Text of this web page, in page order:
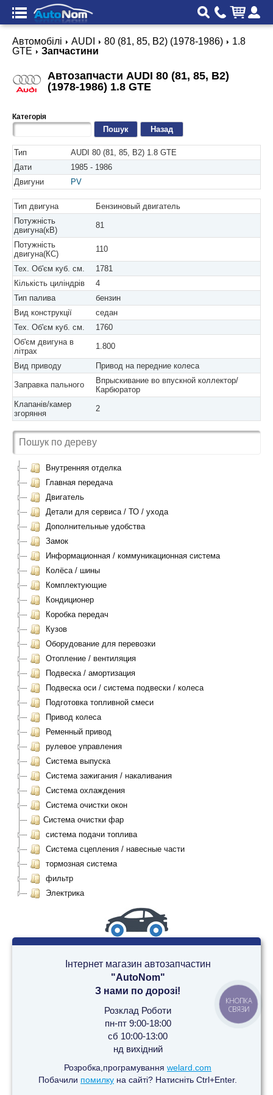
Автомобілі AUDI 80 (81, 85, B2) (1978-1986)
1.8
GTE
Запчастини
Автозапчасти AUDI 80 (81, 85, B2)
(1978-1986) 1.8 GTE
Категорія
Назад
Тип
AUDI 80 (81, 85, B2) 1.8 GTE
Дати
1985 - 1986
Двигуни
PV
Тип двигуна
Бензиновый двигатель
Потужність
двигуна(кВ)
81
Потужність
двигуна(КС)
110
Тех. Об'єм куб. см.
1781
Кількість циліндрів
4
Тип палива
бензин
Вид конструкції
седан
Тех. Об'єм куб. см.
1760
Об'єм двигуна в
літрах
1.800
Вид приводу Привод на передние колеса
Заправка пального
Впрыскивание во впускной коллектор/
Карбюратор
Клапанів/камер
згоряння
2
Внутренняя отделка
Главная передача
Двигатель
Детали для сервиса / ТО / ухода
Дополнительные удобства
Замок
Информационная / коммуникационная система
Колёса / шины
Комплектующие
Кондиционер
Коробка передач
Кузов
Оборудование для перевозки
Отопление / вентиляция
Подвеска / амортизация
Подвеска оси / система подвески / колеса
Подготовка топливной смеси
Привод колеса
Ременный привод
рулевое управления
Система выпуска
Система зажигания / накаливания
Система охлаждения
Система очистки окон
Система очистки фар
система подачи топлива
Система сцепления / навесные части
тормозная система
фильтр
Электрика
Інтернет магазин автозапчастин
"AutoNom"
З нами по дорозі!
Розклад Роботи
пн-пт 9:00-18:00
сб 10:00-13:00
нд вихідний
Розробка,програмування welard.com
Побачили помилку на сайті? Натисніть Ctrl+Enter.
КНОПКА
СВЯЗИ